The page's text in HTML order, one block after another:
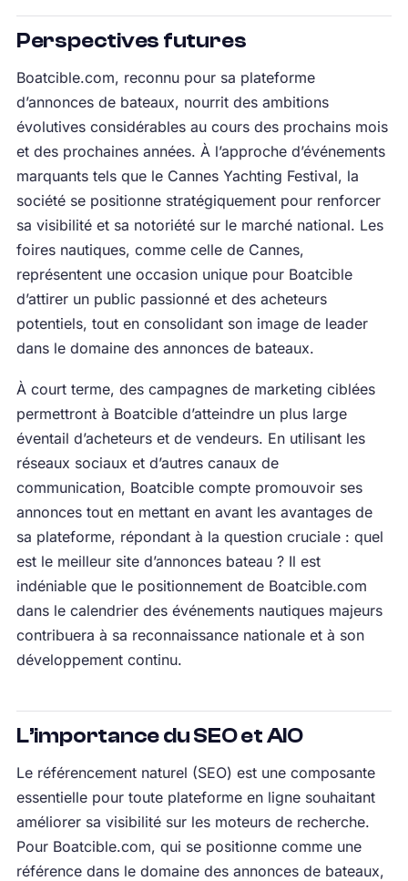
Perspectives futures
Boatcible.com, reconnu pour sa plateforme
d’annonces de bateaux, nourrit des ambitions
évolutives considérables au cours des prochains mois
et des prochaines années. À l’approche d’événements
marquants tels que le Cannes Yachting Festival, la
société se positionne stratégiquement pour renforcer
sa visibilité et sa notoriété sur le marché national. Les
foires nautiques, comme celle de Cannes,
représentent une occasion unique pour Boatcible
d’attirer un public passionné et des acheteurs
potentiels, tout en consolidant son image de leader
dans le domaine des annonces de bateaux.
À court terme, des campagnes de marketing ciblées
permettront à Boatcible d’atteindre un plus large
éventail d’acheteurs et de vendeurs. En utilisant les
réseaux sociaux et d’autres canaux de
communication, Boatcible compte promouvoir ses
annonces tout en mettant en avant les avantages de
sa plateforme, répondant à la question cruciale : quel
est le meilleur site d’annonces bateau ? Il est
indéniable que le positionnement de Boatcible.com
dans le calendrier des événements nautiques majeurs
contribuera à sa reconnaissance nationale et à son
développement continu.
L’importance du SEO et AIO
Le référencement naturel (SEO) est une composante
essentielle pour toute plateforme en ligne souhaitant
améliorer sa visibilité sur les moteurs de recherche.
Pour Boatcible.com, qui se positionne comme une
référence dans le domaine des annonces de bateaux,